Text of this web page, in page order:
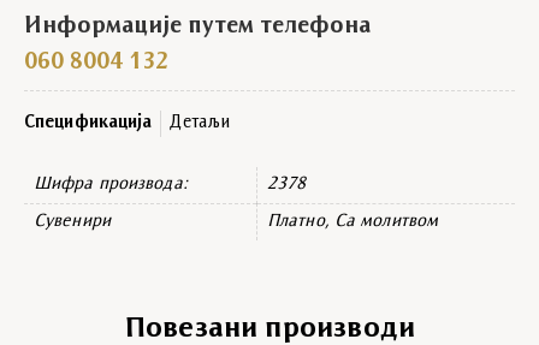
Информације путем телефона
060 8004 132
Спецификација Детаљи
Шифра производа: 2378
Сувенири Платно, Са молитвом
Повезани производи